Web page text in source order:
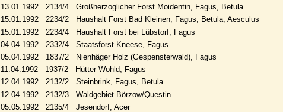
13.01.1992 2134/4 Großherzoglicher Forst Moidentin, Fagus, Betula
15.01.1992 2234/2 Haushalt Forst Bad Kleinen, Fagus, Betula, Aesculus
15.01.1992 2234/4 Haushalt Forst bei Lübstorf, Fagus
04.04.1992 2332/4 Staatsforst Kneese, Fagus
05.04.1992 1837/2 Nienhäger Holz (Gespensterwald), Fagus
11.04.1992 1937/2 Hütter Wohld, Fagus
12.04.1992 2132/2 Steinbrink, Fagus, Betula
12.04.1992 2132/3 Waldgebiet Börzow/Questin
05.05.1992 2135/4 Jesendorf, Acer